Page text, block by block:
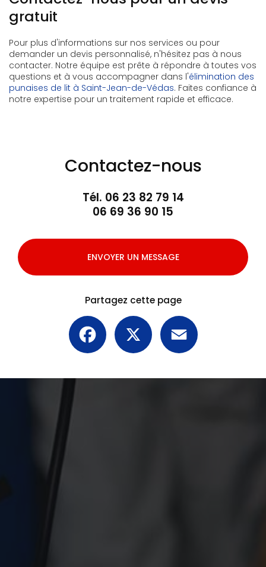
gratuit
Pour plus d'informations sur nos services ou pour
demander un devis personnalisé, n'hésitez pas à nous
contacter. Notre équipe est prête à répondre à toutes vos
questions et à vous accompagner dans l'élimination des
punaises de lit à Saint-Jean-de-Védas. Faites confiance à
notre expertise pour un traitement rapide et efficace.
Contactez-nous
Tél. 06 23 82 79 14
06 69 36 90 15
ENVOYER UN MESSAGE
Partagez cette page
Facebook